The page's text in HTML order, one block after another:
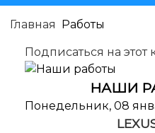
Главная Работы
Подписаться на этот
НАШИ
Понедельник, 08